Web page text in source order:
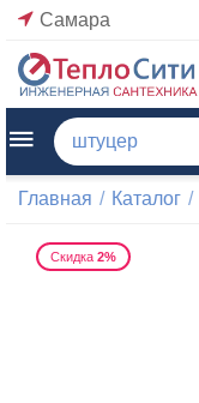
Самара
Главная / Каталог /
Скидка 2%